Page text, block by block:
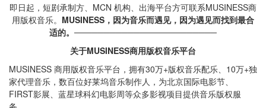
即日起，短剧承制方、MCN 机构、出海平台方可联系MUSINESS商
用版权音乐。 MUSINESS，因为音乐而遇见，因为遇见而找到最合
适的。 ────────────────────────
关于MUSINESS商用版权音乐平台
MUSINESS 商用版权音乐平台，拥有30万+版权音乐配乐、10万+独
家代理音乐，数百位好莱坞音乐制作人，为北京国际电影节、
FIRST影展、蓝星球科幻电影周等众多影视项目提供音乐版权服